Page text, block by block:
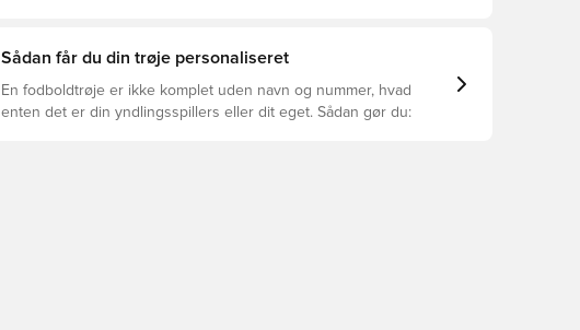
Sådan får du din trøje personaliseret
En fodboldtrøje er ikke komplet uden navn og nummer, hvad
enten det er din yndlingsspillers eller dit eget. Sådan gør du: